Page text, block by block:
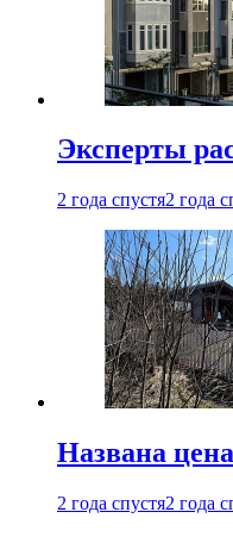
Эксперты
2 года спустя2 года
Названа
2 года спустя2 года